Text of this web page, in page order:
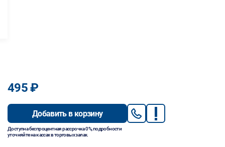
495 ₽
Добавить в корзину
Доступна беспроцентная рассрочка 0%, подробности
уточняйте на кассах в торговых залах.